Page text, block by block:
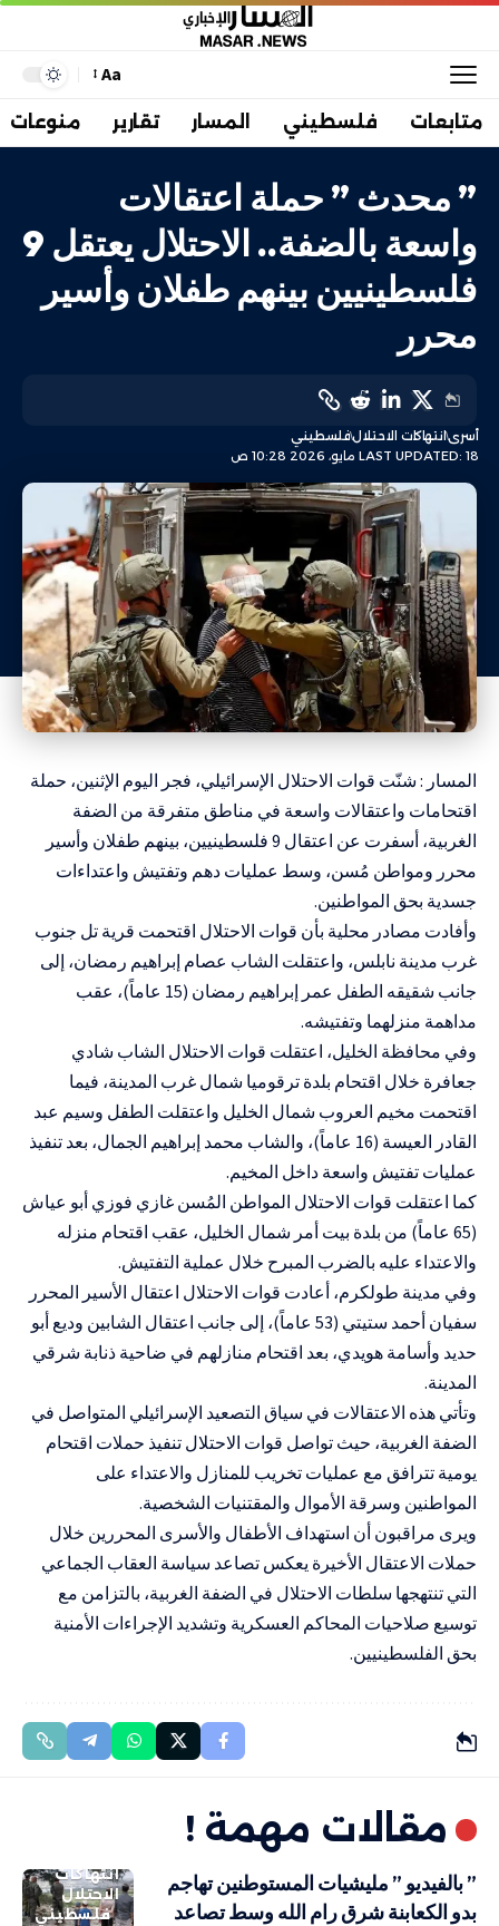
Aa
متابعات فلسطيني المسار تقارير منوعات
” محدث ” حملة اعتقالات
واسعة بالضفة.. الاحتلال يعتقل 9
فلسطينيين بينهم طفلان وأسير
محرر
LAST UPDATED: 18 مايو، 2026 10:28 ص
أسرىانتهاكات الاحتلالفلسطيني
المسار : شنّت قوات الاحتلال الإسرائيلي، فجر اليوم الإثنين، حملة
اقتحامات واعتقالات واسعة في مناطق متفرقة من الضفة
الغربية، أسفرت عن اعتقال 9 فلسطينيين، بينهم طفلان وأسير
محرر ومواطن مُسن، وسط عمليات دهم وتفتيش واعتداءات
جسدية بحق المواطنين.
وأفادت مصادر محلية بأن قوات الاحتلال اقتحمت قرية تل جنوب
غرب مدينة نابلس، واعتقلت الشاب عصام إبراهيم رمضان، إلى
جانب شقيقه الطفل عمر إبراهيم رمضان (15 عاماً)، عقب
مداهمة منزلهما وتفتيشه.
وفي محافظة الخليل، اعتقلت قوات الاحتلال الشاب شادي
جعافرة خلال اقتحام بلدة ترقوميا شمال غرب المدينة، فيما
اقتحمت مخيم العروب شمال الخليل واعتقلت الطفل وسيم عبد
القادر العيسة (16 عاماً)، والشاب محمد إبراهيم الجمال، بعد تنفيذ
عمليات تفتيش واسعة داخل المخيم.
كما اعتقلت قوات الاحتلال المواطن المُسن غازي فوزي أبو عياش
(65 عاماً) من بلدة بيت أمر شمال الخليل، عقب اقتحام منزله
والاعتداء عليه بالضرب المبرح خلال عملية التفتيش.
وفي مدينة طولكرم، أعادت قوات الاحتلال اعتقال الأسير المحرر
سفيان أحمد ستيتي (53 عاماً)، إلى جانب اعتقال الشابين وديع أبو
حديد وأسامة هويدي، بعد اقتحام منازلهم في ضاحية ذنابة شرقي
المدينة.
وتأتي هذه الاعتقالات في سياق التصعيد الإسرائيلي المتواصل في
الضفة الغربية، حيث تواصل قوات الاحتلال تنفيذ حملات اقتحام
يومية تترافق مع عمليات تخريب للمنازل والاعتداء على
المواطنين وسرقة الأموال والمقتنيات الشخصية.
ويرى مراقبون أن استهداف الأطفال والأسرى المحررين خلال
حملات الاعتقال الأخيرة يعكس تصاعد سياسة العقاب الجماعي
التي تنتهجها سلطات الاحتلال في الضفة الغربية، بالتزامن مع
توسيع صلاحيات المحاكم العسكرية وتشديد الإجراءات الأمنية
بحق الفلسطينيين.
مقالات مهمة !
انتهاكات
الاحتلال
فلسطيني
” بالفيديو ” مليشيات المستوطنين تهاجم
بدو الكعابنة شرق رام الله وسط تصاعد